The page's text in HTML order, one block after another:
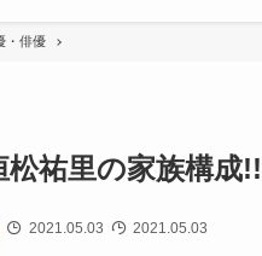
・俳優
松祐里の家族構成
2021.05.03 2021.05.03